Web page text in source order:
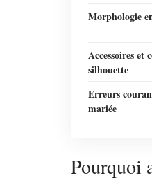
Morphologie
Accessoires
silhouette
Erreurs
mariée
Pourquoi